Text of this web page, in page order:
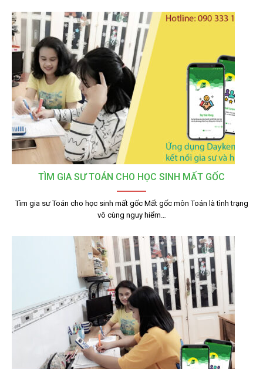
TÌM GIA SƯ TOÁN CHO HỌC SINH MẤT GỐC
Tìm gia sư Toán cho học sinh mất gốc Mất gốc môn Toán là tình trạng
vô cùng nguy hiểm…